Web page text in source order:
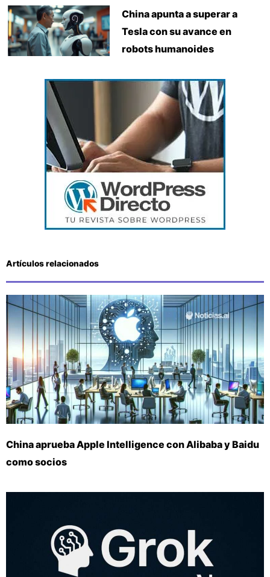
China apunta a superar a
Tesla con su avance en
robots humanoides
Artículos relacionados
China aprueba Apple Intelligence con Alibaba y Baidu
como socios